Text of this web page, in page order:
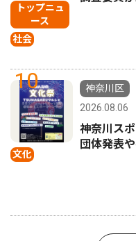
トップニュ
ース
社会
10
文化
神奈川区
2026.08.06
神奈川ス
団体発表